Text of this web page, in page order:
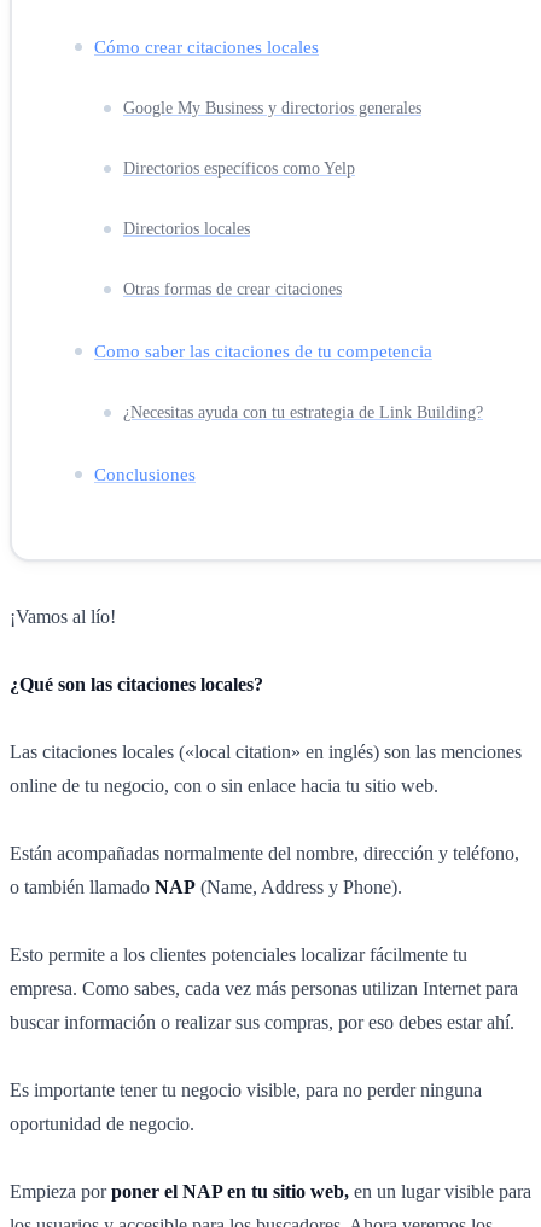
Cómo crear citaciones locales
Google My Business y directorios generales
Directorios específicos como Yelp
Directorios locales
Otras formas de crear citaciones
Como saber las citaciones de tu competencia
¿Necesitas ayuda con tu estrategia de Link Building?
Conclusiones
¡Vamos al lío!
¿Qué son las citaciones locales?
Las citaciones locales («local citation» en inglés) son las menciones
online de tu negocio, con o sin enlace hacia tu sitio web.
Están acompañadas normalmente del nombre, dirección y teléfono,
o también llamado NAP (Name, Address y Phone).
Esto permite a los clientes potenciales localizar fácilmente tu
empresa. Como sabes, cada vez más personas utilizan Internet para
buscar información o realizar sus compras, por eso debes estar ahí.
Es importante tener tu negocio visible, para no perder ninguna
oportunidad de negocio.
Empieza porponer el NAP en tu sitio web, en un lugar visible para